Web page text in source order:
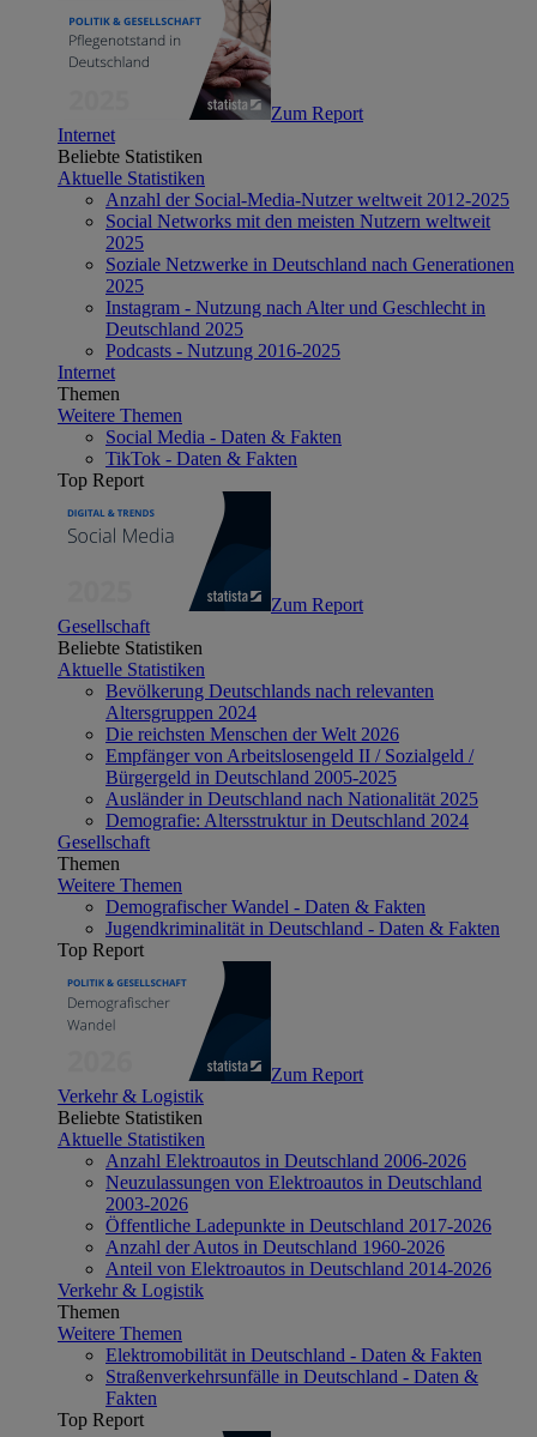
Zum Report
Internet
Beliebte Statistiken
Aktuelle Statistiken
Anzahl der Social-Media-Nutzer weltweit 2012-2025
Social Networks mit den meisten Nutzern weltweit
2025
Soziale Netzwerke in Deutschland nach Generationen
2025
Instagram - Nutzung nach Alter und Geschlecht in
Deutschland 2025
Podcasts - Nutzung 2016-2025
Internet
Themen
Weitere Themen
Social Media - Daten & Fakten
TikTok - Daten & Fakten
Top Report
Zum Report
Gesellschaft
Beliebte Statistiken
Aktuelle Statistiken
Bevölkerung Deutschlands nach relevanten
Altersgruppen 2024
Die reichsten Menschen der Welt 2026
Empfänger von Arbeitslosengeld II / Sozialgeld /
Bürgergeld in Deutschland 2005-2025
Ausländer in Deutschland nach Nationalität 2025
Demografie: Altersstruktur in Deutschland 2024
Gesellschaft
Themen
Weitere Themen
Demografischer Wandel - Daten & Fakten
Jugendkriminalität in Deutschland - Daten & Fakten
Top Report
Zum Report
Verkehr & Logistik
Beliebte Statistiken
Aktuelle Statistiken
Anzahl Elektroautos in Deutschland 2006-2026
Neuzulassungen von Elektroautos in Deutschland
2003-2026
Öffentliche Ladepunkte in Deutschland 2017-2026
Anzahl der Autos in Deutschland 1960-2026
Anteil von Elektroautos in Deutschland 2014-2026
Verkehr & Logistik
Themen
Weitere Themen
Elektromobilität in Deutschland - Daten & Fakten
Straßenverkehrsunfälle in Deutschland - Daten &
Fakten
Top Report